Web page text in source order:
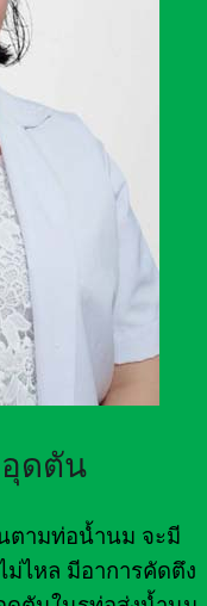
ดตัน
ตามท่อน้ำนม จะมี
ม่ไหล มีอาการคัดตึง